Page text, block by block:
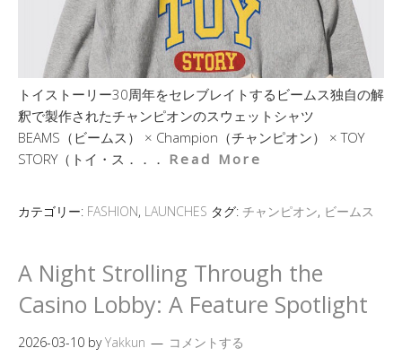
トイストーリー30周年をセレブレイトするビームス独自の解
釈で製作されたチャンピオンのスウェットシャツ
BEAMS（ビームス） × Champion（チャンピオン） × TOY
STORY（トイ・ス．．． Read More
カテゴリー: FASHION, LAUNCHES タグ: チャンピオン, ビームス
A Night Strolling Through the
Casino Lobby: A Feature Spotlight
2026-03-10 byYakkun コメントする